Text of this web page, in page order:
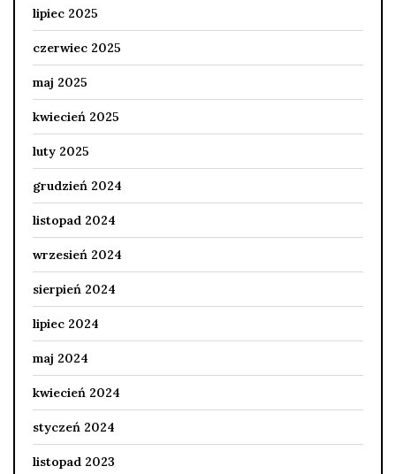
lipiec 2025
czerwiec 2025
maj 2025
kwiecień 2025
luty 2025
grudzień 2024
listopad 2024
wrzesień 2024
sierpień 2024
lipiec 2024
maj 2024
kwiecień 2024
styczeń 2024
listopad 2023